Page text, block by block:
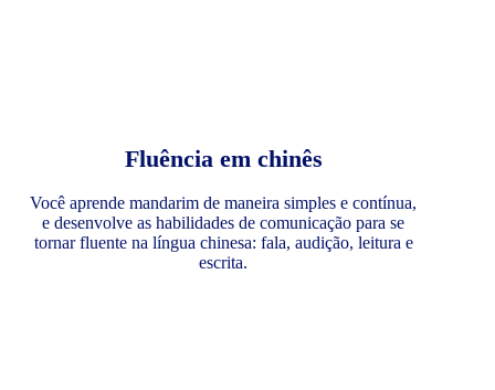
Fluência em chinês
Você aprende mandarim de maneira simples e contínua,
e desenvolve as habilidades de comunicação para se
tornar fluente na língua chinesa: fala, audição, leitura e
escrita.